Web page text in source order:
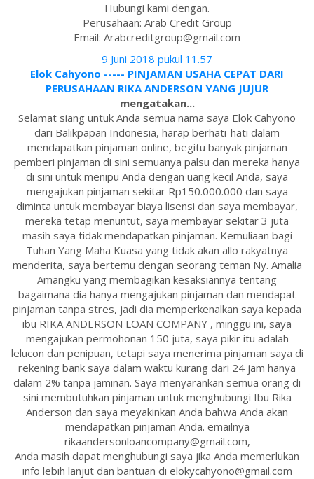
Hubungi kami dengan.
Perusahaan: Arab Credit Group
Email: Arabcreditgroup@gmail.com
9 Juni 2018 pukul 11.57
Elok Cahyono ----- PINJAMAN USAHA CEPAT DARI
PERUSAHAAN RIKA ANDERSON YANG JUJUR
mengatakan...
Selamat siang untuk Anda semua nama saya Elok Cahyono
dari Balikpapan Indonesia, harap berhati-hati dalam
mendapatkan pinjaman online, begitu banyak pinjaman
pemberi pinjaman di sini semuanya palsu dan mereka hanya
di sini untuk menipu Anda dengan uang kecil Anda, saya
mengajukan pinjaman sekitar Rp150.000.000 dan saya
diminta untuk membayar biaya lisensi dan saya membayar,
mereka tetap menuntut, saya membayar sekitar 3 juta
masih saya tidak mendapatkan pinjaman. Kemuliaan bagi
Tuhan Yang Maha Kuasa yang tidak akan allo rakyatnya
menderita, saya bertemu dengan seorang teman Ny. Amalia
Amangku yang membagikan kesaksiannya tentang
bagaimana dia hanya mengajukan pinjaman dan mendapat
pinjaman tanpa stres, jadi dia memperkenalkan saya kepada
ibu RIKA ANDERSON LOAN COMPANY , minggu ini, saya
mengajukan permohonan 150 juta, saya pikir itu adalah
lelucon dan penipuan, tetapi saya menerima pinjaman saya di
rekening bank saya dalam waktu kurang dari 24 jam hanya
dalam 2% tanpa jaminan. Saya menyarankan semua orang di
sini membutuhkan pinjaman untuk menghubungi Ibu Rika
Anderson dan saya meyakinkan Anda bahwa Anda akan
mendapatkan pinjaman Anda. emailnya
rikaandersonloancompany@gmail.com,
Anda masih dapat menghubungi saya jika Anda memerlukan
info lebih lanjut dan bantuan di elokycahyono@gmail.com